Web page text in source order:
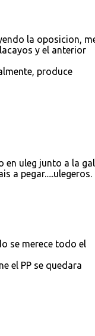
la oposicion,
y el anterior
produce
en uleg junto a la
a pegar.....ulegeros.
se merece todo el
el PP se quedara